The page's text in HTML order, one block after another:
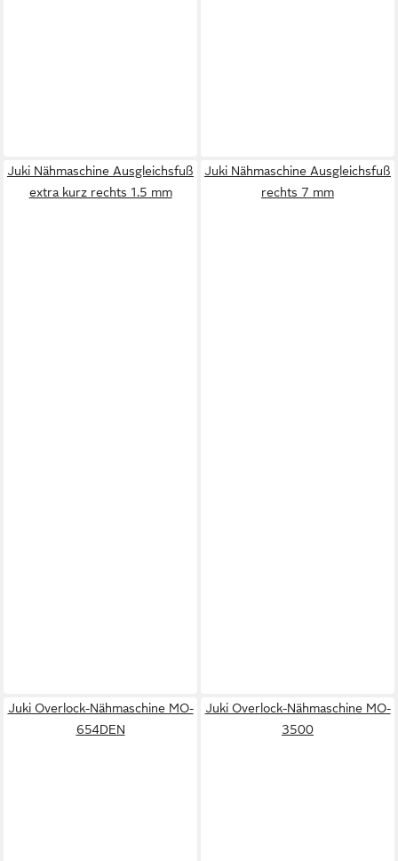
Juki Nähmaschine Ausgleichsfuß
extra kurz rechts 1.5 mm
Juki Nähmaschine Ausgleichsfuß
rechts 7 mm
Juki Overlock-Nähmaschine MO-
654DEN
Juki Overlock-Nähmaschine MO-
3500